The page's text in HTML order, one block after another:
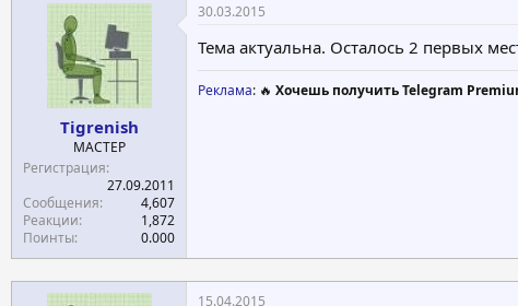
Tigrenish
МАСТЕР
Регистрация
27.09.2011
Сообщения
4,607
Реакции
1,872
Поинты
0.000
30.03.2015
Тема актуальна. Осталось 2 первых
Реклама: 🔥 Хочешь получить Telegram
15.04.2015